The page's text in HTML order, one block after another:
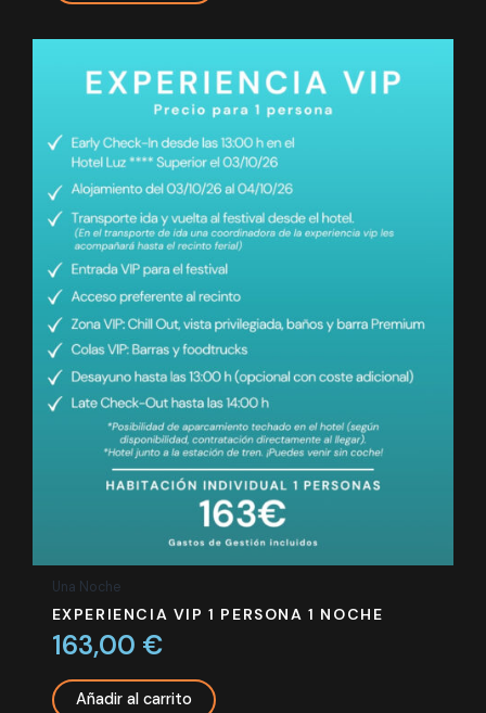
Una Noche
EXPERIENCIA VIP 1 PERSONA 1 NOCHE
163,00 €
Añadir al carrito